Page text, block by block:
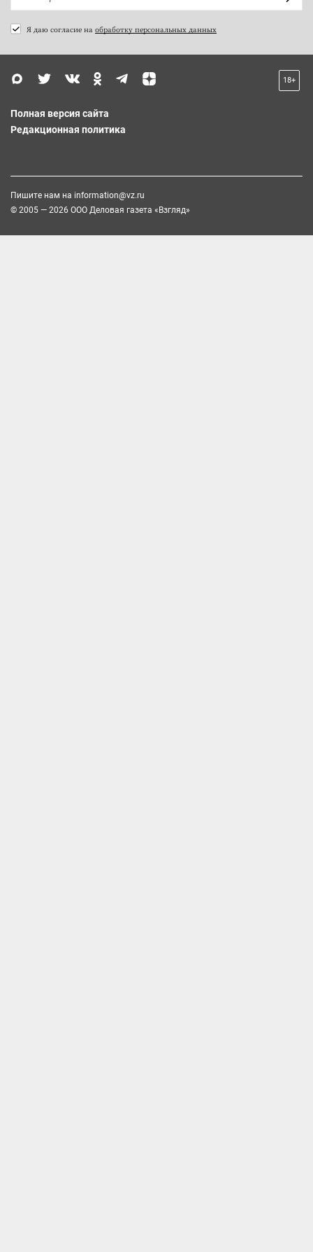
Я даю согласие на обработку персональных данных
18+
Полная версия сайта
Редакционная политика
Пишите нам на information@vz.ru
© 2005 — 2026 ООО Деловая газета «Взгляд»